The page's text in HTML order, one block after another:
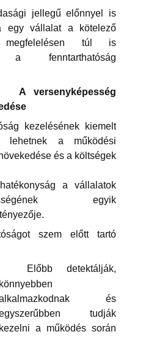
jellegű előnnyel is
egy vállalat a kötelező
megfelelésen túl is
a fenntarthatóság
A versenyképesség
kezelésének kiemelt
lehetnek a működési
és a költségek
a vállalatok
egyik
szem előtt tartó
Előbb detektálják,
könnyebben
és
tudják
kezelni a működés során